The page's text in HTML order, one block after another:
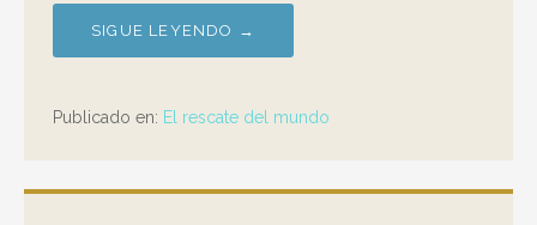
SIGUE LEYENDO →
Publicado en: El rescate del mundo